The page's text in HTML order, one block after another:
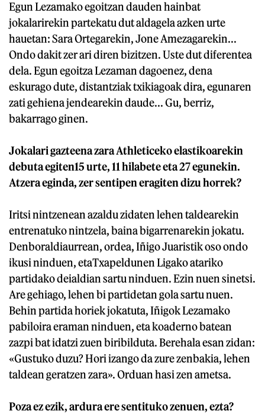
Egun Lezamako egoitzan dauden hainbat
jokalarirekin partekatu dut aldagela azken urte
hauetan: Sara Ortegarekin, Jone Amezagarekin...
Ondo dakit zer ari diren bizitzen. Uste dut diferentea
dela. Egun egoitza Lezaman dagoenez, dena
eskurago dute, distantziak txikiagoak dira, egunaren
zati gehiena jendearekin daude... Gu, berriz,
bakarrago ginen.
Jokalari gazteena zara Athleticeko elastikoarekin
debuta egiten15 urte, 11 hilabete eta 27 egunekin.
Atzera eginda, zer sentipen eragiten dizu horrek?
Iritsi nintzenean azaldu zidaten lehen taldearekin
entrenatuko nintzela, baina bigarrenarekin jokatu.
Denboraldiaurrean, ordea, Iñigo Juaristik oso ondo
ikusi ninduen, etaTxapeldunen Ligako atariko
partidako deialdian sartu ninduen. Ezin nuen sinetsi.
Are gehiago, lehen bi partidetan gola sartu nuen.
Behin partida horiek jokatuta, Iñigok Lezamako
pabiloira eraman ninduen, eta koaderno batean
zazpi bat idatzi zuen biribilduta. Berehala esan zidan:
«Gustuko duzu? Hori izango da zure zenbakia, lehen
taldean geratzen zara». Orduan hasi zen ametsa.
Poza ez ezik, ardura ere sentituko zenuen, ezta?